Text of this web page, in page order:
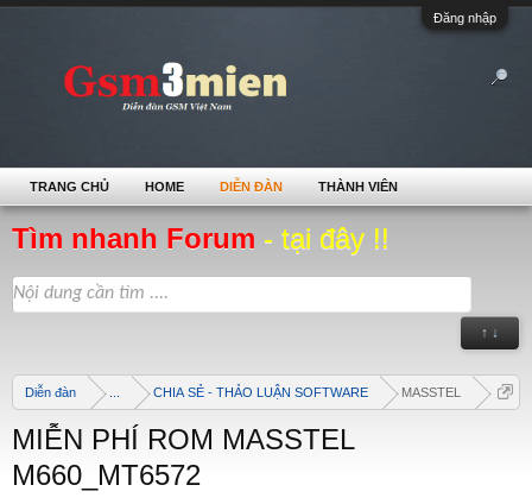
Đăng nhập
Tìm nhanh Forum - tại đây !!
↑ ↓
Diễn đàn CHIA SẺ - THẢO LUẬN SOFTWARE MASSTEL
MIỄN PHÍ ROM MASSTEL
M660_MT6572
TRANG CHỦ HOME DIỄN ĐÀN THÀNH VIÊN